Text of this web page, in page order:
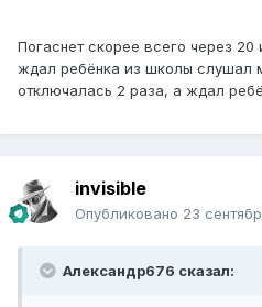
Погаснет скорее всего через 20
ждал ребёнка из школы слушал
отключалась 2 раза, а ждал
invisible
Опубликовано 23
Александр676 сказал: